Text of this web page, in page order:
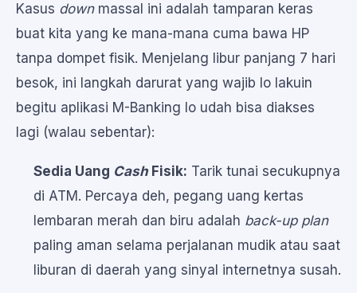
Kasus downmassal ini adalah tamparan keras
buat kita yang ke mana-mana cuma bawa HP
tanpa dompet fisik. Menjelang libur panjang 7 hari
besok, ini langkah darurat yang wajib lo lakuin
begitu aplikasi M-Banking lo udah bisa diakses
lagi (walau sebentar):
Sedia Uang Cash Fisik: Tarik tunai secukupnya
di ATM. Percaya deh, pegang uang kertas
lembaran merah dan biru adalah back-up plan
paling aman selama perjalanan mudik atau saat
liburan di daerah yang sinyal internetnya susah.